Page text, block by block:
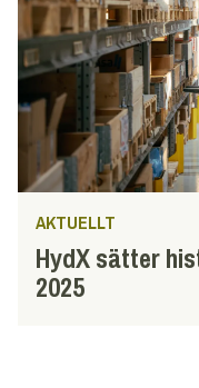
AKTUELLT
HydX sätter
2025